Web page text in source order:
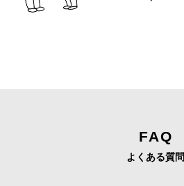
FAQ
よくある質問